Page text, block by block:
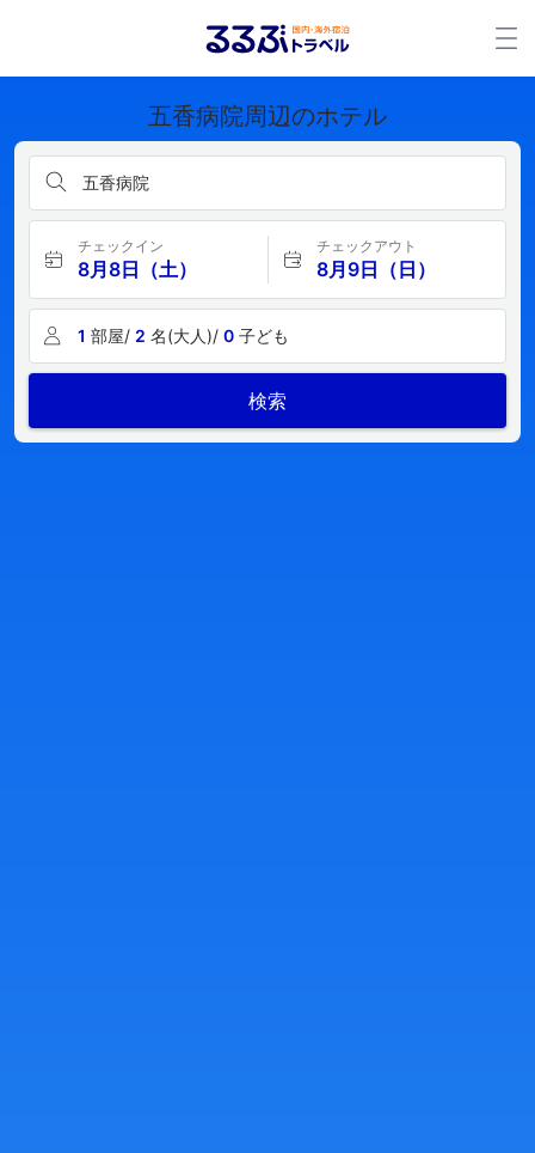
五香病院周辺のホテル
五香病院
チェックイン
8月8日（土）
チェックアウト
8月9日（日）
1 部屋/ 2 名(大人)/ 0 子ども
検索